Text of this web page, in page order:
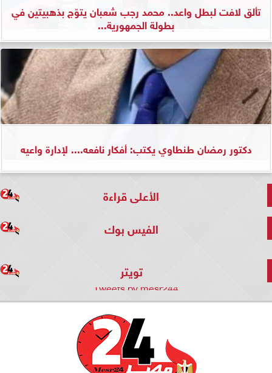
تألق لافت لبطل واعد.. محمد رجب شعبان يتوّج بذهبيتين في
بطولة الجمهورية...
دكتور رمضان طنطاوي يكتب: أفكار نافعه.... لإدارة واعيه
الأعلى قراءة
الفيس بوك
تويتر
Tweets by mesr244